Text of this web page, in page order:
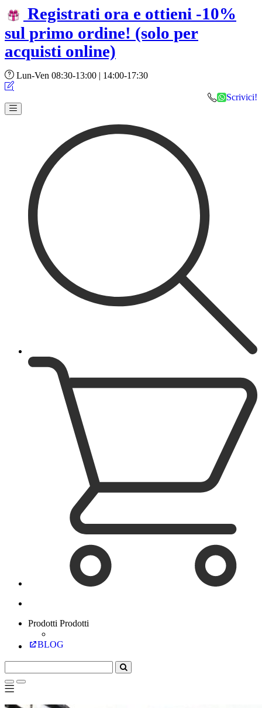
Registrati ora e ottieni -10%
sul primo ordine! (solo per
acquisti online)
Lun-Ven 08:30-13:00 | 14:00-17:30
Scrivici!
Prodotti Prodotti
BLOG